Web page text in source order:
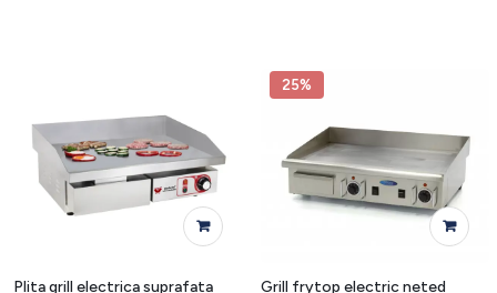
Plita grill electrica suprafata
25%
Grill frytop electric neted